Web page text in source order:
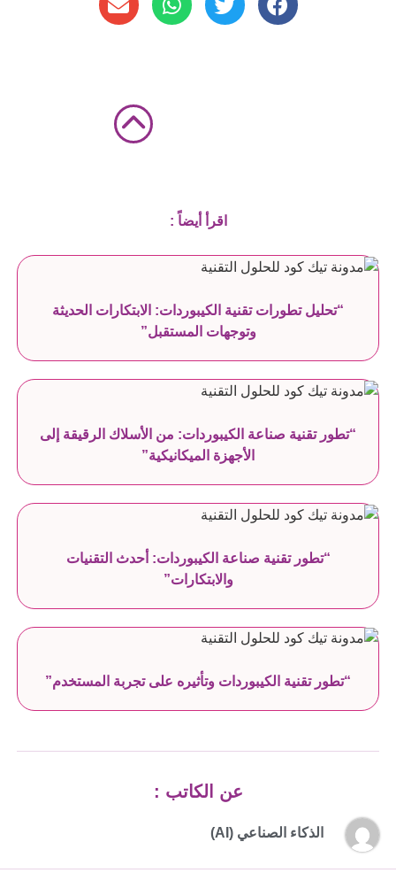
اقرأ أيضاً :
“تحليل تطورات تقنية الكيبوردات: الابتكارات الحديثة
وتوجهات المستقبل”
“تطور تقنية صناعة الكيبوردات: من الأسلاك الرقيقة إلى
الأجهزة الميكانيكية”
“تطور تقنية صناعة الكيبوردات: أحدث التقنيات
والابتكارات”
“تطور تقنية الكيبوردات وتأثيره على تجربة المستخدم”
عن الكاتب :
الذكاء الصناعي (AI)